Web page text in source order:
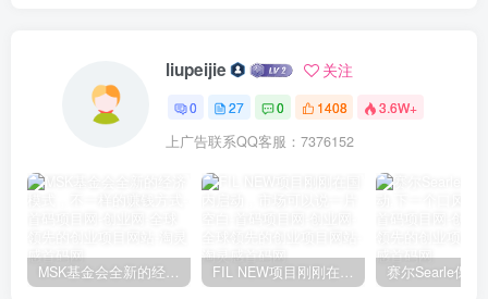
liupeijie 关注
0 27 0 1408 3.6W+
上广告联系QQ客服：7376152
MSK基金会全新的经济模式，不一样的赚钱方式 FIL NEW项目刚刚在国内启动，市场可以说一片空白